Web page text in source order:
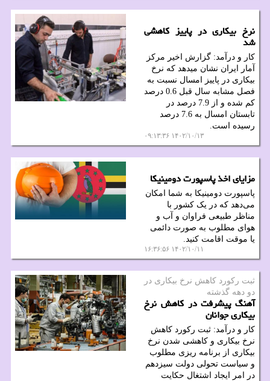
نرخ بیکاری در پاییز کاهشی
شد
کار و درآمد: گزارش اخیر مرکز
آمار ایران نشان میدهد که نرخ
بیکاری در پاییز امسال نسبت به
فصل مشابه سال قبل 0.6 درصد
کم شده و از 7.9 درصد در
تابستان امسال به 7.6 درصد
رسیده است.
۱۴۰۲/۱۰/۱۳ ۰۹:۱۳:۳۶
مزایای اخذ پاسپورت دومینیکا
پاسپورت دومینیکا به شما امکان
می‌دهد که در یک کشور با
مناظر طبیعی فراوان و آب و
هوای مطلوب به صورت دائمی
یا موقت اقامت کنید.
۱۴۰۲/۱۰/۱۱ ۱۶:۳۶:۵۶
ثبت ركورد كاهش نرخ بیكاری در
دو دهه گذشته
آهنگ پیشرفت در کاهش نرخ
بیکاری جوانان
کار و درآمد: ثبت رکورد کاهش
نرخ بیکاری و کاهشی شدن نرخ
بیکاری از برنامه ریزی مطلوب
و سیاست تحولی دولت سیزدهم
در امر ایجاد اشتغال حکایت